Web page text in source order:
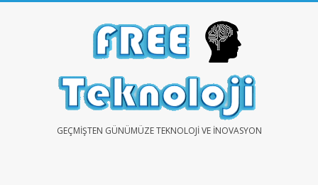
FREEGEÇMIŞTEN GÜNÜMÜZE TEKNOLOJI VE İNOVASYON